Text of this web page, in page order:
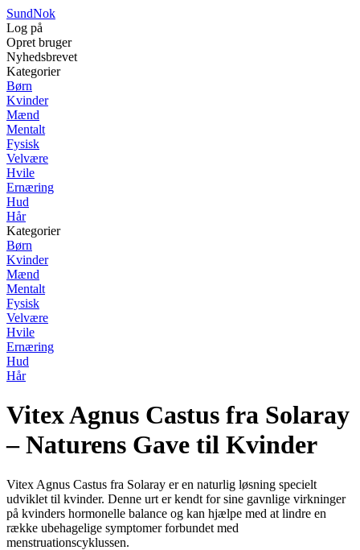
SundNok
Log på
Opret bruger
Nyhedsbrevet
Kategorier
Børn
Kvinder
Mænd
Mentalt
Fysisk
Velvære
Hvile
Ernæring
Hud
Hår
Kategorier
Børn
Kvinder
Mænd
Mentalt
Fysisk
Velvære
Hvile
Ernæring
Hud
Hår
Vitex Agnus Castus fra Solaray
– Naturens Gave til Kvinder
Vitex Agnus Castus fra Solaray er en naturlig løsning specielt
udviklet til kvinder. Denne urt er kendt for sine gavnlige virkninger
på kvinders hormonelle balance og kan hjælpe med at lindre en
række ubehagelige symptomer forbundet med
menstruationscyklussen.